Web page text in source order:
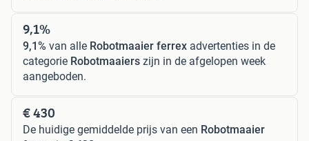
9,1%
9,1% van alle Robotmaaier ferrex advertenties in de
categorie Robotmaaiers zijn in de afgelopen week
aangeboden.
€ 430
De huidige gemiddelde prijs van een Robotmaaier